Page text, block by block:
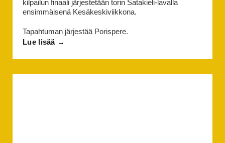
kilpailun finaali järjestetään torin Satakieli-lavalla
ensimmäisenä Kesäkeskiviikkona.
Tapahtuman järjestää Porispere.
Lue lisää →